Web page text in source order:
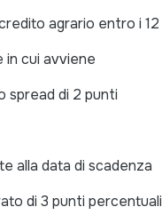
agrario entro i 12
in cui avviene
spread di 2 punti
alla data di scadenza
di 3 punti percentuali